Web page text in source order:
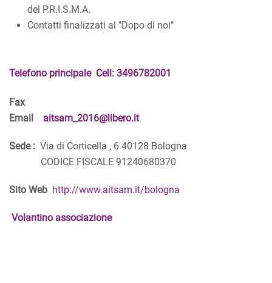
del P.R.I.S.M.A.
Contatti finalizzati al "Dopo di noi"
Telefono principale Cell: 3496782001
Fax
Email
aitsam_2016@libero.it
Sede : Via di Corticella , 6 40128 Bologna
CODICE FISCALE 91240680370
Sito Web http://www.aitsam.it/bologna
Volantino associazione